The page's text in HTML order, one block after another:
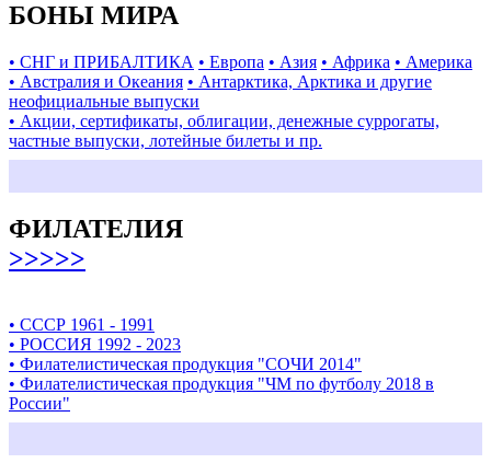
БОНЫ МИРА
• СНГ и ПРИБАЛТИКА • Европа • Азия • Африка • Америка
• Австралия и Океания • Антарктика, Арктика и другие
неофициальные выпуски
• Акции, сертификаты, облигации, денежные суррогаты,
частные выпуски, лотейные билеты и пр.
ФИЛАТЕЛИЯ
>>>>>
• СССР 1961 - 1991
• РОССИЯ 1992 - 2023
• Филателистическая продукция "СОЧИ 2014"
• Филателистическая продукция "ЧМ по футболу 2018 в
России"